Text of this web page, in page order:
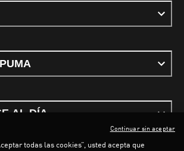
AL DÍA
todas las cookies”, usted acepta que
Continuar sin aceptar